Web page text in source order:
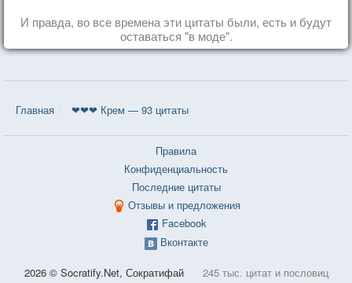
И правда, во все времена эти цитаты были, есть и будут
оставаться "в моде".
Главная ❤❤❤ Крем — 93 цитаты
Правила
Конфиденциальность
Последние цитаты
Отзывы и предложения
Facebook
Вконтакте
2026 © Socratify.Net, Сократифай 245 тыс. цитат и пословиц